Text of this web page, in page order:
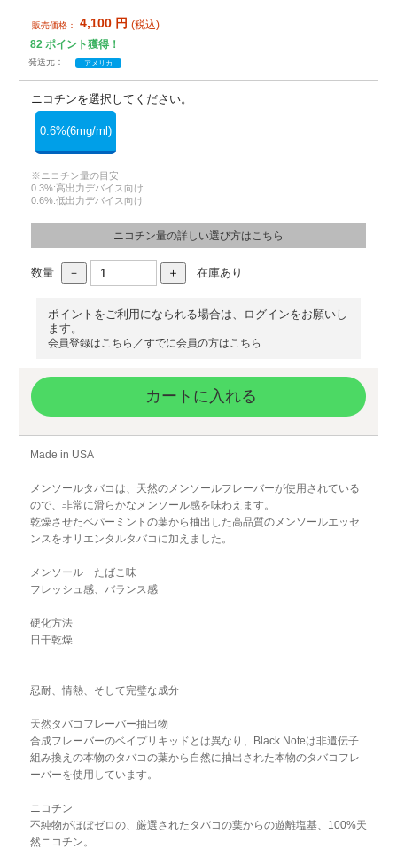
販売価格： 4,100 円 (税込)
82 ポイント獲得！
発送元： アメリカ
ニコチンを選択してください。
0.6%(6mg/ml)
※ニコチン量の目安
0.3%:高出力デバイス向け
0.6%:低出力デバイス向け
ニコチン量の詳しい選び方はこちら
数量 在庫あり
ポイントをご利用になられる場合は、ログインをお願いし
ます。
会員登録はこちら ／すでに会員の方はこちら
カートに入れる
Made in USA
メンソールタバコは、天然のメンソールフレーバーが使用されている
ので、非常に滑らかなメンソール感を味わえます。
乾燥させたペパーミントの葉から抽出した高品質のメンソールエッセ
ンスをオリエンタルタバコに加えました。
メンソール たばこ味
フレッシュ感、バランス感
硬化方法
日干乾燥
忍耐、情熱、そして完璧な成分
天然タバコフレーバー抽出物
合成フレーバーのベイプリキッドとは異なり、Black Noteは非遺伝子
組み換えの本物のタバコの葉から自然に抽出された本物のタバコフレ
ーバーを使用しています。
ニコチン
不純物がほぼゼロの、厳選されたタバコの葉からの遊離塩基、100%天
然ニコチン。